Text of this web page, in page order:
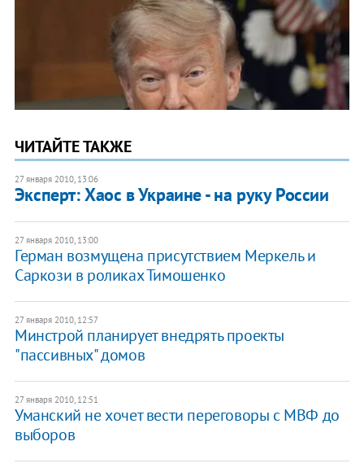
ЧИТАЙТЕ ТАКЖЕ
27 января 2010, 13:06
Эксперт: Хаос в Украине - на руку России
27 января 2010, 13:00
Герман возмущена присутствием Меркель и
Саркози в роликах Тимошенко
27 января 2010, 12:57
Минстрой планирует внедрять проекты
"пассивных" домов
27 января 2010, 12:51
Уманский не хочет вести переговоры с МВФ до
выборов